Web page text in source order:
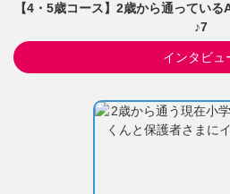
【4・5歳コース】2歳から通ってい
♪7
インタビュ